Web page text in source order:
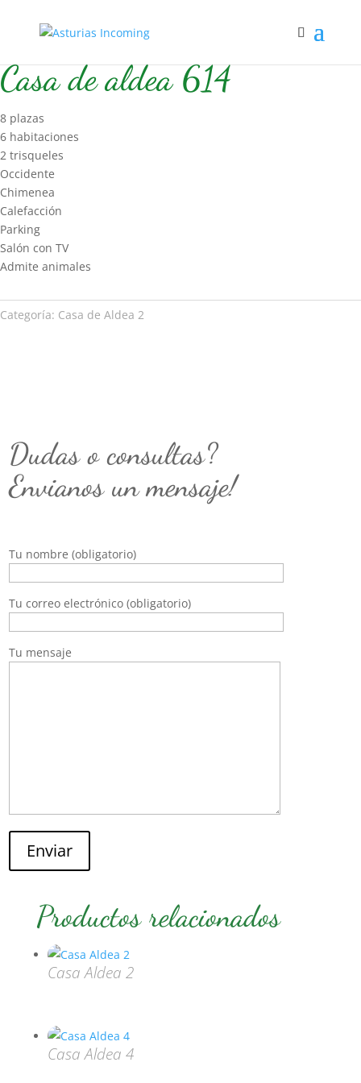
Casa de aldea 614
8 plazas
6 habitaciones
2 trisqueles
Occidente
Chimenea
Calefacción
Parking
Salón con TV
Admite animales
Categoría: Casa de Aldea 2
Dudas o consultas?
Envianos un mensaje!
Tu nombre (obligatorio)
Tu correo electrónico (obligatorio)
Tu mensaje
Enviar
Productos relacionados
Casa Aldea 2
Casa Aldea 4